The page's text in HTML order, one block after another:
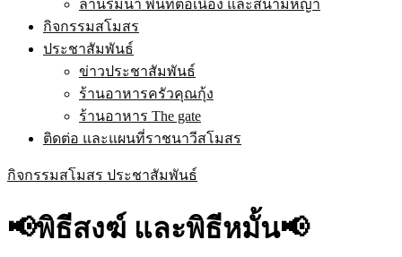
ลานริมน้ำ พื้นที่ต่อเนื่อง และสนามหญ้า
กิจกรรมสโมสร
ประชาสัมพันธ์
ข่าวประชาสัมพันธ์
ร้านอาหารครัวคุณกุ้ง
ร้านอาหาร The gate
ติดต่อ และแผนที่ราชนาวีสโมสร
กิจกรรมสโมสร ประชาสัมพันธ์
📢พิธีสงฆ์ และพิธีหมั้น📢